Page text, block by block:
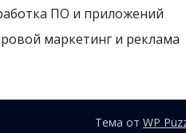
ПО и приложений
маркетинг и реклама
Тема от WP